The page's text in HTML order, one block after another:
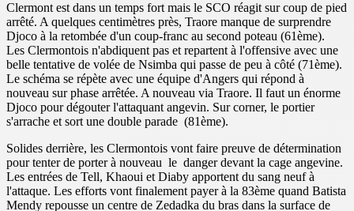
Clermont est dans un temps fort mais le SCO réagit sur coup de pied
arrêté. A quelques centimètres près, Traore manque de surprendre
Djoco à la retombée d'un coup-franc au second poteau (61ème).
Les Clermontois n'abdiquent pas et repartent à l'offensive avec une
belle tentative de volée de Nsimba qui passe de peu à côté (71ème).
Le schéma se répète avec une équipe d'Angers qui répond à
nouveau sur phase arrêtée. A nouveau via Traore. Il faut un énorme
Djoco pour dégouter l'attaquant angevin. Sur corner, le portier
s'arrache et sort une double parade (81ème).
Solides derrière, les Clermontois vont faire preuve de détermination
pour tenter de porter à nouveau le danger devant la cage angevine.
Les entrées de Tell, Khaoui et Diaby apportent du sang neuf à
l'attaque. Les efforts vont finalement payer à la 83ème quand Batista
Mendy repousse un centre de Zedadka du bras dans la surface de